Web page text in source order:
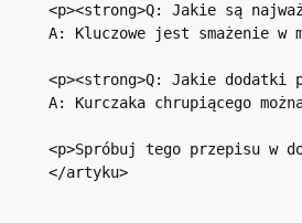
<p><strong>Q: Jakie są
A: Kluczowe jest smażenie w
<p><strong>Q: Jakie dodatki
A: Kurczaka chrupiącego
<p>Spróbuj tego przepisu w
</artyku>